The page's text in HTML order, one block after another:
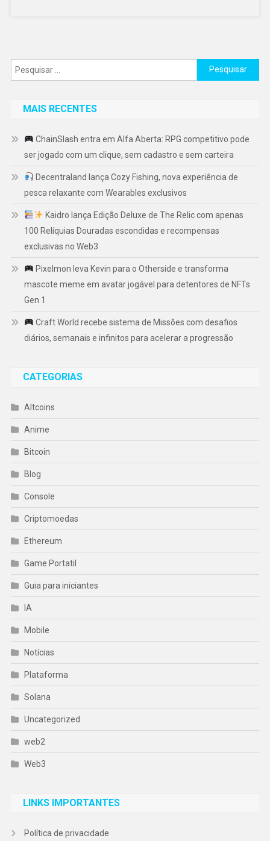
Pesquisar
por:
MAIS RECENTES
ChainSlash entra em Alfa Aberta: RPG competitivo pode
ser jogado com um clique, sem cadastro e sem carteira
Decentraland lança Cozy Fishing, nova experiência de
pesca relaxante com Wearables exclusivos
Kaidro lança Edição Deluxe de The Relic com apenas
100 Relíquias Douradas escondidas e recompensas
exclusivas no Web3
Pixelmon leva Kevin para o Otherside e transforma
mascote meme em avatar jogável para detentores de NFTs
Gen 1
Craft World recebe sistema de Missões com desafios
diários, semanais e infinitos para acelerar a progressão
CATEGORIAS
Altcoins
Anime
Bitcoin
Blog
Console
Criptomoedas
Ethereum
Game Portatil
Guia para iniciantes
IA
Mobile
Notícias
Plataforma
Solana
Uncategorized
web2
Web3
LINKS IMPORTANTES
Política de privacidade